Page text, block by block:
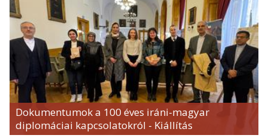
Dokumentumok a 100 éves iráni-magyar
diplomáciai kapcsolatokról - Kiállítás